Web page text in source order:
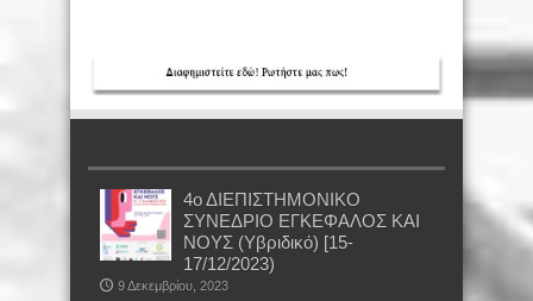
4ο ΔΙΕΠΙΣΤΗΜΟΝΙΚΟ
ΣΥΝΕΔΡΙΟ ΕΓΚΕΦΑΛΟΣ ΚΑΙ
ΝΟΥΣ (Υβριδικό) [15-
17/12/2023)
9 Δεκεμβρίου, 2023